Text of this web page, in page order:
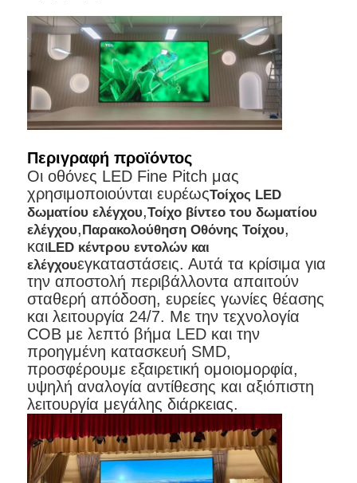
Ενοικίαση οθόνης LED σκηνής
Cob LED Video Wall
Διαφανής οθόνη LED
Εικόνα LED SMD
Εξωτερικό πίνακα οθόνης LED
Υπαίθριος πίνακας led
Περιγραφή προϊόντος
Οι οθόνες LED Fine Pitch μας
χρησιμοποιούνται ευρέωςΤοίχος LED
δωματίου ελέγχου,Τοίχο βίντεο του δωματίου
ελέγχου,Παρακολούθηση Οθόνης Τοίχου,
καιLED κέντρου εντολών και
ελέγχουεγκαταστάσεις. Αυτά τα κρίσιμα για
την αποστολή περιβάλλοντα απαιτούν
σταθερή απόδοση, ευρείες γωνίες θέασης
και λειτουργία 24/7. Με την τεχνολογία
COB με λεπτό βήμα LED και την
προηγμένη κατασκευή SMD,
προσφέρουμε εξαιρετική ομοιομορφία,
υψηλή αναλογία αντίθεσης και αξιόπιστη
λειτουργία μεγάλης διάρκειας.